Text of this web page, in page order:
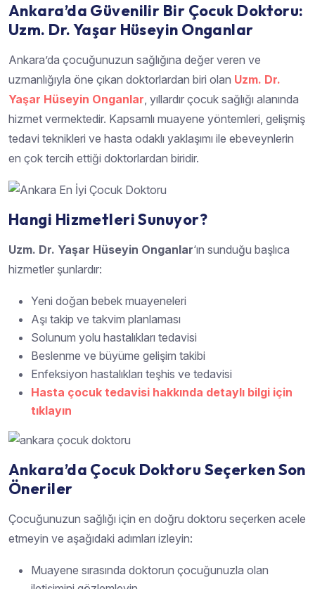
Ankara’da Güvenilir Bir Çocuk Doktoru:
Uzm. Dr. Yaşar Hüseyin Onganlar
Ankara’da çocuğunuzun sağlığına değer veren ve
uzmanlığıyla öne çıkan doktorlardan biri olan Uzm. Dr.
Yaşar Hüseyin Onganlar, yıllardır çocuk sağlığı alanında
hizmet vermektedir. Kapsamlı muayene yöntemleri, gelişmiş
tedavi teknikleri ve hasta odaklı yaklaşımı ile ebeveynlerin
en çok tercih ettiği doktorlardan biridir.
Hangi Hizmetleri Sunuyor?
Uzm. Dr. Yaşar Hüseyin Onganlar‘ın sunduğu başlıca
hizmetler şunlardır:
Yeni doğan bebek muayeneleri
Aşı takip ve takvim planlaması
Solunum yolu hastalıkları tedavisi
Beslenme ve büyüme gelişim takibi
Enfeksiyon hastalıkları teşhis ve tedavisi
Hasta çocuk tedavisi hakkında detaylı bilgi için
tıklayın
Ankara’da Çocuk Doktoru Seçerken Son
Öneriler
Çocuğunuzun sağlığı için en doğru doktoru seçerken acele
etmeyin ve aşağıdaki adımları izleyin:
Muayene sırasında doktorun çocuğunuzla olan